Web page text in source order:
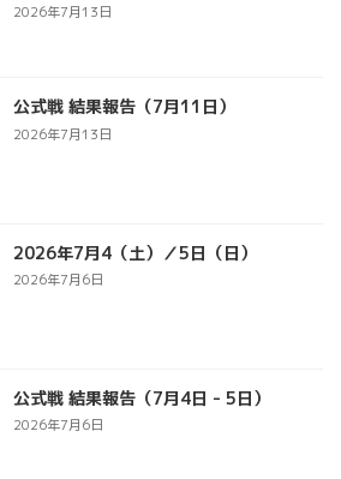
2026年7月13日
公式戦 結果報告（7月11日）
2026年7月13日
2026年7月4（土）／5日（日）
2026年7月6日
公式戦 結果報告（7月4日 - 5日）
2026年7月6日